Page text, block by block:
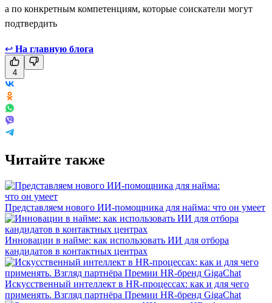
а по конкретным компетенциям, которые соискатели могут
подтвердить
↩ На главную блога
4
Читайте также
Представляем нового ИИ-помощника для найма: что он умеет
Инновации в найме: как использовать ИИ для отбора
кандидатов в контактных центрах
Искусственный интеллект в HR-процессах: как и для чего
применять. Взгляд партнёра Премии HR-бренд GigaChat